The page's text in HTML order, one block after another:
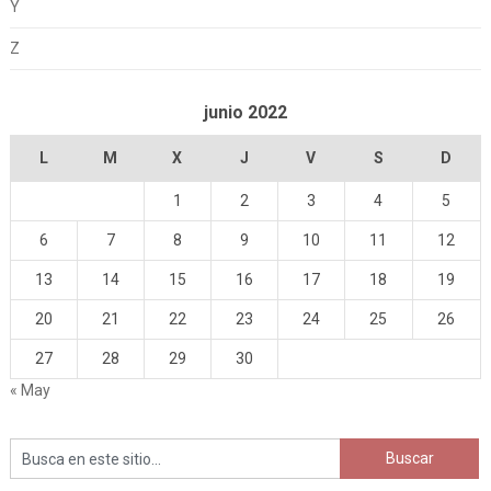
Y
Z
junio 2022
L M X J V S D
1 2 3 4 5
6 7 8 9 10 11 12
13 14 15 16 17 18 19
20 21 22 23 24 25 26
27 28 29
30
« May